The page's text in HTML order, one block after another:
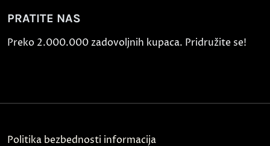
PRATITE NAS
Preko 2.000.000 zadovoljnih kupaca. Pridružite se!
Politika bezbednosti informacija